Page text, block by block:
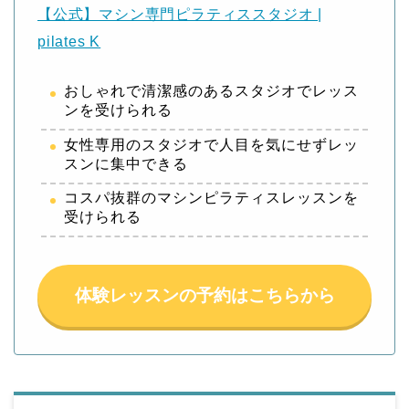
【公式】マシン専門ピラティススタジオ |
pilates K
おしゃれで清潔感のあるスタジオでレッス
ンを受けられる
女性専用のスタジオで人目を気にせずレッ
スンに集中できる
コスパ抜群のマシンピラティスレッスンを
受けられる
体験レッスンの予約はこちらから